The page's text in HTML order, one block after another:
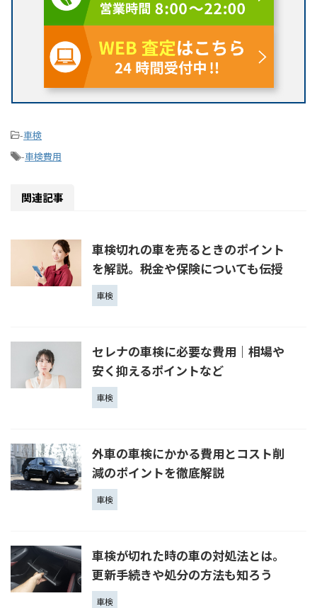
-車検
-車検費用
関連記事
車検切れの車を売るときのポイント
を解説。税金や保険についても伝授
車検
セレナの車検に必要な費用｜相場や
安く抑えるポイントなど
車検
外車の車検にかかる費用とコスト削
減のポイントを徹底解説
車検
車検が切れた時の車の対処法とは。
更新手続きや処分の方法も知ろう
車検